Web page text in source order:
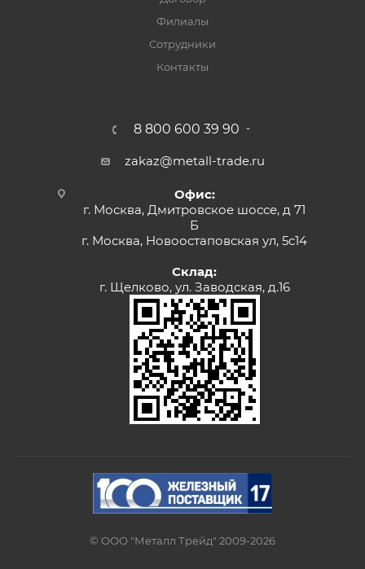
Филиалы
Сотрудники
Контакты
8 800 600 39 90
zakaz@metall-trade.ru
Офис:
г. Москва, Дмитровское шоссе, д 71
Б
г. Москва, Новоостаповская ул, 5с14
Склад:
г. Щелково, ул. Заводская, д.16
© ООО "Металл Трейд" 2009-2026